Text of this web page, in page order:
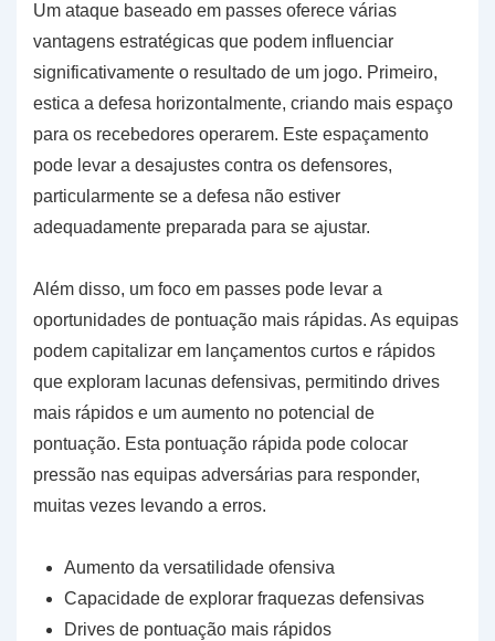
Um ataque baseado em passes oferece várias
vantagens estratégicas que podem influenciar
significativamente o resultado de um jogo. Primeiro,
estica a defesa horizontalmente, criando mais espaço
para os recebedores operarem. Este espaçamento
pode levar a desajustes contra os defensores,
particularmente se a defesa não estiver
adequadamente preparada para se ajustar.
Além disso, um foco em passes pode levar a
oportunidades de pontuação mais rápidas. As equipas
podem capitalizar em lançamentos curtos e rápidos
que exploram lacunas defensivas, permitindo drives
mais rápidos e um aumento no potencial de
pontuação. Esta pontuação rápida pode colocar
pressão nas equipas adversárias para responder,
muitas vezes levando a erros.
Aumento da versatilidade ofensiva
Capacidade de explorar fraquezas defensivas
Drives de pontuação mais rápidos